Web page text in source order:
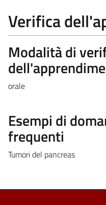
Verifica
Modalità di
orale
Esempi di
frequenti
Tumori del pancreas